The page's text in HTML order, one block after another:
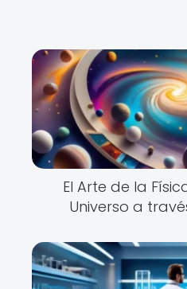
El Arte de la
Universo a